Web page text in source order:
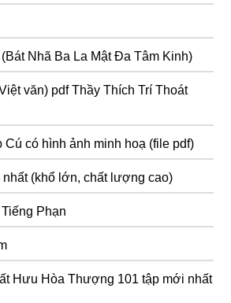
Nhã Ba La Mật Đa Tâm Kinh)
văn) pdf Thầy Thích Trí Thoát
Cú có hình ảnh minh hoạ (file pdf)
nhất (khổ lớn, chất lượng cao)
Phạn
Hưu Hòa Thượng 101 tập mới nhất